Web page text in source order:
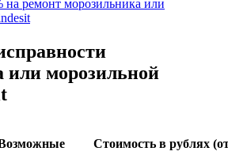
на ремонт морозильника или
или морозильной
Стоимость в рублях